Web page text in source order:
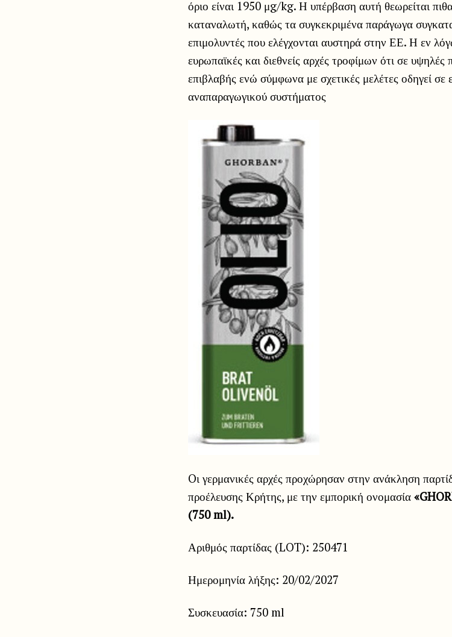
όριο είναι 1950 μg/kg. Η υπέρβαση αυτή θεωρείται
καταναλωτή, καθώς τα συγκεκριμένα παράγωγα
επιμολυντές που ελέγχονται αυστηρά στην ΕΕ. Η εν
ευρωπαϊκές και διεθνείς αρχές τροφίμων ότι σε υψηλές
επιβλαβής ενώ σύμφωνα με σχετικές μελέτες οδηγεί
αναπαραγωγικού συστήματος
Oι γερμανικές αρχές προχώρησαν στην ανάκληση
προέλευσης Κρήτης, με την εμπορική ονομασία
(750 ml).
Αριθμός παρτίδας (LOT): 250471
Ημερομηνία λήξης: 20/02/2027
Συσκευασία: 750 ml